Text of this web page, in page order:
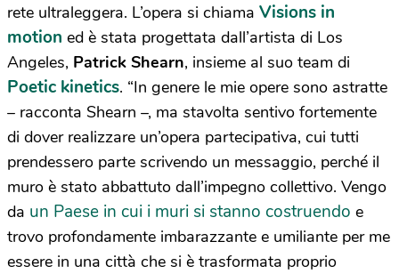
rete ultraleggera. L’opera si chiama Visions in
motion ed è stata progettata dall’artista di Los
Angeles, Patrick Shearn, insieme al suo team di
Poetic kinetics. “In genere le mie opere sono astratte
– racconta Shearn –, ma stavolta sentivo fortemente
di dover realizzare un’opera partecipativa, cui tutti
prendessero parte scrivendo un messaggio, perché il
muro è stato abbattuto dall’impegno collettivo. Vengo
da un Paese in cui i muri si stanno costruendo e
trovo profondamente imbarazzante e umiliante per me
essere in una città che si è trasformata proprio